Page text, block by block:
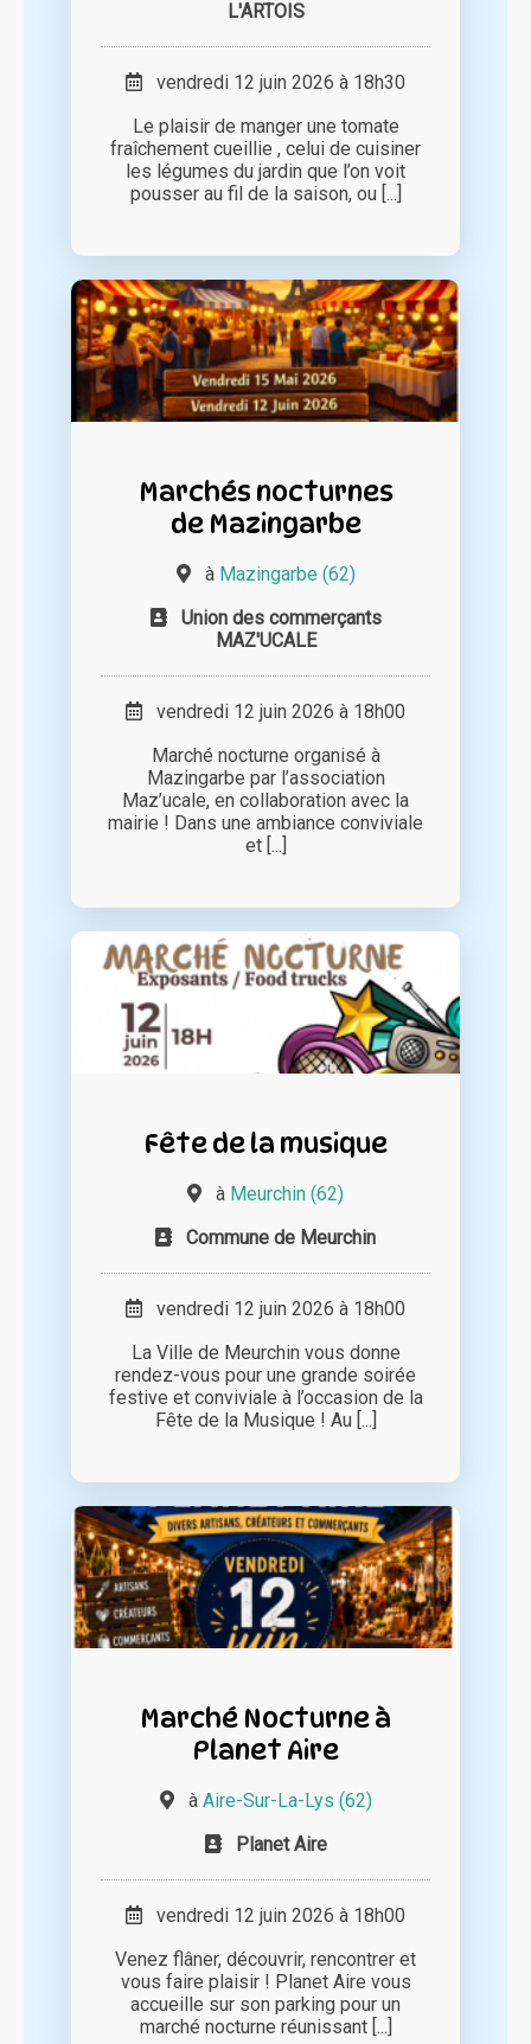
L'ARTOIS
vendredi 12 juin 2026 à 18h30
Le plaisir de manger une tomate
fraîchement cueillie , celui de cuisiner
les légumes du jardin que l’on voit
pousser au fil de la saison, ou [...]
Marchés nocturnes
de Mazingarbe
à Mazingarbe (62)
Union des commerçants
MAZ'UCALE
vendredi 12 juin 2026 à 18h00
Marché nocturne organisé à
Mazingarbe par l’association
Maz’ucale, en collaboration avec la
mairie ! Dans une ambiance conviviale
et [...]
Fête de la musique
à Meurchin (62)
Commune de Meurchin
vendredi 12 juin 2026 à 18h00
La Ville de Meurchin vous donne
rendez-vous pour une grande soirée
festive et conviviale à l’occasion de la
Fête de la Musique ! Au [...]
Marché Nocturne à
Planet Aire
à Aire-Sur-La-Lys (62)
Planet Aire
vendredi 12 juin 2026 à 18h00
Venez flâner, découvrir, rencontrer et
vous faire plaisir ! Planet Aire vous
accueille sur son parking pour un
marché nocturne réunissant [...]